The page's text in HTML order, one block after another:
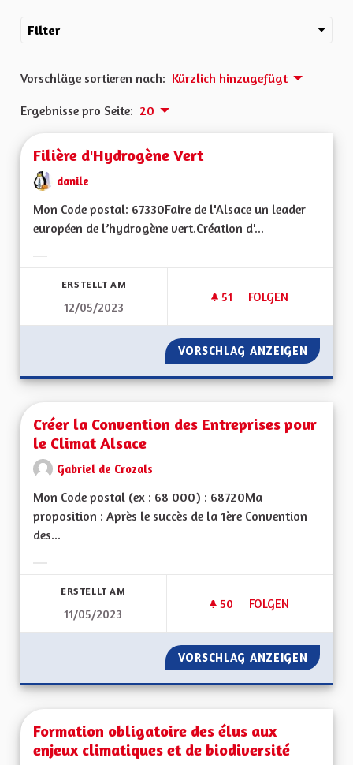
Filter
Vorschläge sortieren nach: Kürzlich hinzugefügt
Ergebnisse pro Seite: 20
Filière d'Hydrogène Vert
danile
Mon Code postal: 67330Faire de l'Alsace un leader
européen de l’hydrogène vert.Création d'...
ERSTELLT AM
12/05/2023
51 51 FOLLOWER
FOLGEN
FILIÈRE
VORSCHLAG ANZEIGEN
Créer la Convention des Entreprises pour
le Climat Alsace
Gabriel de Crozals
Mon Code postal (ex : 68 000) : 68720Ma
proposition : Après le succès de la 1ère Convention
des...
ERSTELLT AM
11/05/2023
50 50 FOLLOWER
FOLGEN
CRÉER LA
VORSCHLAG ANZEIGEN
Formation obligatoire des élus aux
enjeux climatiques et de biodiversité